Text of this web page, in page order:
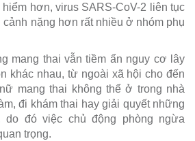
hơn, virus SARS-CoV-2 liên tục
cảnh nặng hơn rất nhiều ở nhóm phụ
mang thai vẫn tiềm ẩn nguy cơ lây
khác nhau, từ ngoài xã hội cho đến
mang thai không thể ở trong nhà
đi khám thai hay giải quyết những
do đó việc chủ động phòng ngừa
trọng.